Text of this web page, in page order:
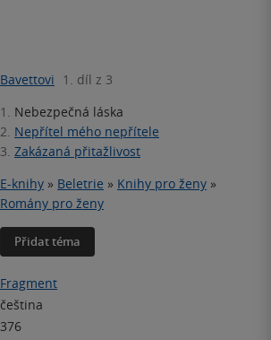
Bavettovi 1. díl z 3
1.
Nebezpečná láska
2. Nepřítel mého nepřítele
3. Zakázaná přitažlivost
E-knihy » Beletrie » Knihy pro ženy »
Romány pro ženy
Přidat téma
Fragment
čeština
376